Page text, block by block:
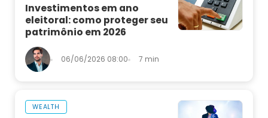
Investimentos em ano
eleitoral: como proteger seu
patrimônio em 2026
06/06/2026 08:00 7 min
WEALTH